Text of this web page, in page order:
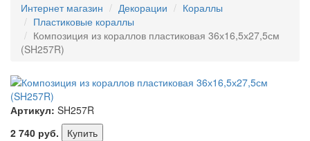
Интернет магазин
Декорации
Кораллы
Пластиковые кораллы
Композиция из кораллов пластиковая 36х16,5х27,5см
(SH257R)
Артикул: SH257R
2 740 руб.
Купить